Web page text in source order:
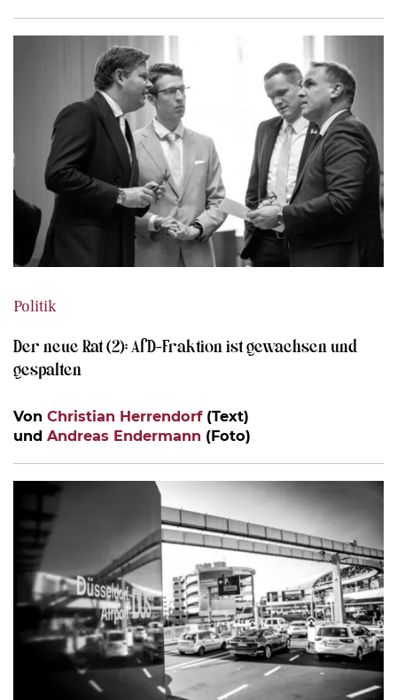
Politik
Der neue Rat (2): AfD-Fraktion ist gewachsen und
gespalten
Von Christian Herrendorf(Text)
und Andreas Endermann (Foto)